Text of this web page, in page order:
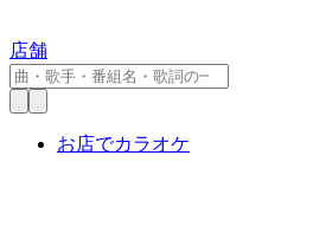
店舗
お店でカラオケ